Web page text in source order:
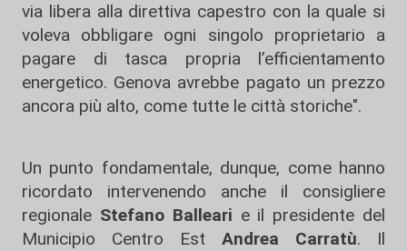
via libera alla direttiva capestro con la quale si
voleva obbligare ogni singolo proprietario a
pagare di tasca propria l’efficientamento
energetico. Genova avrebbe pagato un prezzo
ancora più alto, come tutte le città storiche".
Un punto fondamentale, dunque, come hanno
ricordato intervenendo anche il consigliere
regionale Stefano Balleari e il presidente del
Municipio Centro Est Andrea Carratù. Il